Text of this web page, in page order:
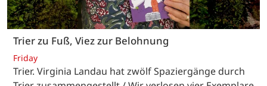
Trier zu Fuß, Viez zur Belohnung
Friday
Trier. Virginia Landau hat zwölf Spaziergänge durch